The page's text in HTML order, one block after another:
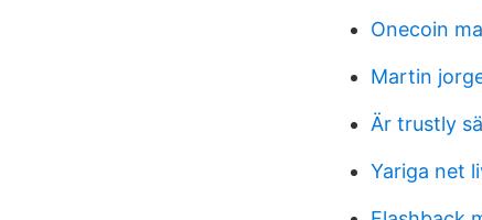
Onecoin
Martin
Är trustly
Yariga net